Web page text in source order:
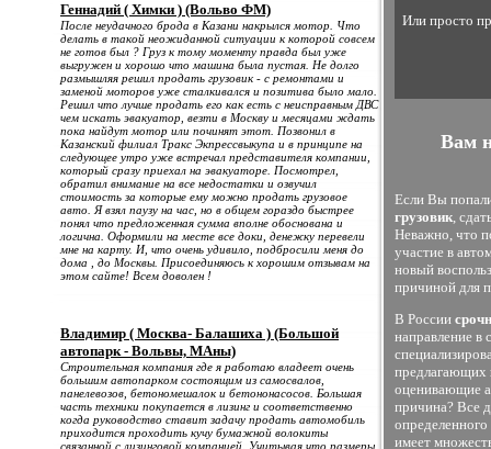
Геннадий ( Химки ) (Вольво ФМ)
После неудачного брода в Казани накрылся мотор. Что
делать в такой неожиданной ситуации к которой совсем
не готов был ? Груз к тому моменту правда был уже
выгружен и хорошо что машина была пустая. Не долго
размышляя решил продать грузовик - с ремонтами и
заменой моторов уже сталкивался и позитива было мало.
Решил что лучше продать его как есть с неисправным ДВС
чем искать эвакуатор, везти в Москву и месяцами ждать
пока найдут мотор или починят этот. Позвонил в
Казанский филиал Тракс Экпрессвыкупа и в принципе на
следующее утро уже встречал представителя компании,
который сразу приехал на эвакуаторе. Посмотрел,
обратил внимание на все недостатки и озвучил
стоимость за которые ему можно продать грузовое
авто. Я взял паузу на час, но в общем гораздо быстрее
понял что предложенная сумма вполне обоснована и
логична. Оформили на месте все доки, денежку перевели
мне на карту. И, что очень удивило, подбросили меня до
дома , до Москвы. Присоединяюсь к хорошим отзывам на
этом сайте! Всем доволен !
Владимир ( Москва- Балашиха ) (Большой
автопарк - Вольвы, МАны)
Строительная компания где я работаю владеет очень
большим автопарком состоящим из самосвалов,
панелевозов, бетономешалок и бетононасосов. Большая
часть техники покупается в лизинг и соответственно
когда руководство ставит задачу продать автомобиль
приходится проходить кучу бумажной волокиты
связанной с лизинговой компанией. Учитывая что размеры
Или просто
Вам
Если Вы
грузовик,
Неважно, что
участие в
новый
причиной для
В России
направление в
предлагающих
оценивающие
причина? Все
имеет